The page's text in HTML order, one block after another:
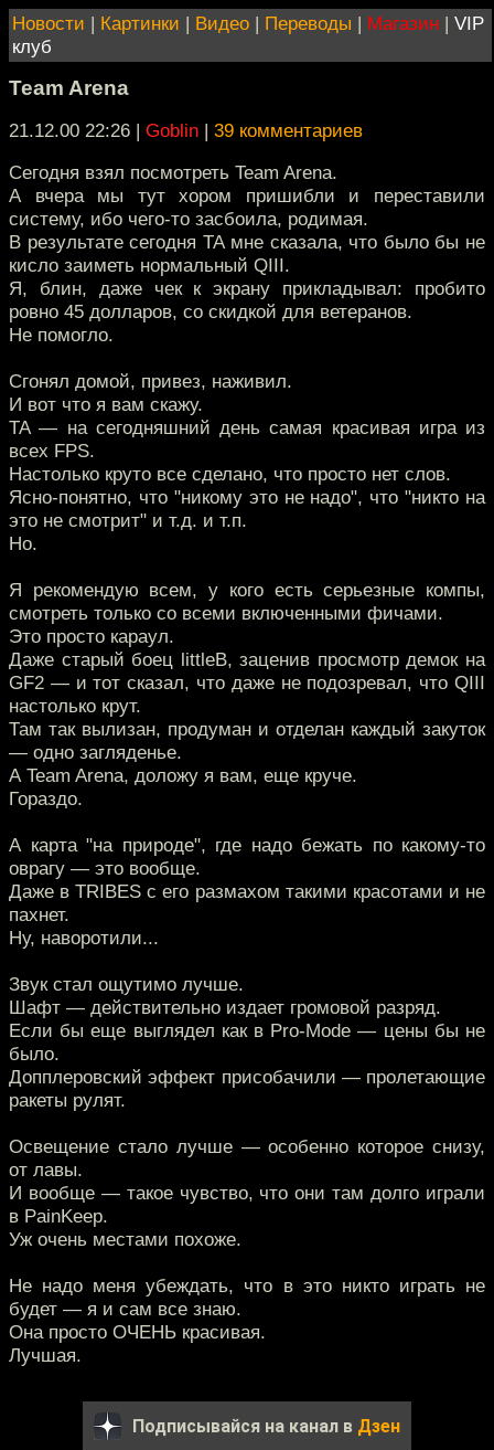
Новости | Картинки | Видео | Переводы | Магазин | VIP
клуб
Team Arena
21.12.00 22:26 | Goblin | 39 комментариев
Сегодня взял посмотреть Team Arena.
А вчера мы тут хором пришибли и переставили
систему, ибо чего-то засбоила, родимая.
В результате сегодня ТА мне сказала, что было бы не
кисло заиметь нормальный QIII.
Я, блин, даже чек к экрану прикладывал: пробито
ровно 45 долларов, со скидкой для ветеранов.
Не помогло.
Сгонял домой, привез, наживил.
И вот что я вам скажу.
TA — на сегодняшний день самая красивая игра из
всех FPS.
Настолько круто все сделано, что просто нет слов.
Ясно-понятно, что "никому это не надо", что "никто на
это не смотрит" и т.д. и т.п.
Но.
Я рекомендую всем, у кого есть серьезные компы,
смотреть только со всеми включенными фичами.
Это просто караул.
Даже старый боец littleB, заценив просмотр демок на
GF2 — и тот сказал, что даже не подозревал, что QIII
настолько крут.
Там так вылизан, продуман и отделан каждый закуток
— одно загляденье.
А Team Arena, доложу я вам, еще круче.
Гораздо.
А карта "на природе", где надо бежать по какому-то
оврагу — это вообще.
Даже в TRIBES с его размахом такими красотами и не
пахнет.
Ну, наворотили...
Звук стал ощутимо лучше.
Шафт — действительно издает громовой разряд.
Если бы еще выглядел как в Pro-Mode — цены бы не
было.
Допплеровский эффект присобачили — пролетающие
ракеты рулят.
Освещение стало лучше — особенно которое снизу,
от лавы.
И вообще — такое чувство, что они там долго играли
в PainKeep.
Уж очень местами похоже.
Не надо меня убеждать, что в это никто играть не
будет — я и сам все знаю.
Она просто ОЧЕНЬ красивая.
Лучшая.
Подписывайся на канал в Дзен